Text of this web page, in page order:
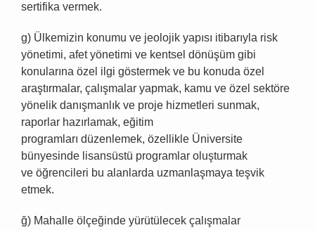
sertifika vermek.
g) Ülkemizin konumu ve jeolojik yapısı itibarıyla risk
yönetimi, afet yönetimi ve kentsel dönüşüm gibi
konularına özel ilgi göstermek ve bu konuda özel
araştırmalar, çalışmalar yapmak, kamu ve özel sektöre
yönelik danışmanlık ve proje hizmetleri sunmak,
raporlar hazırlamak, eğitim
programları düzenlemek, özellikle Üniversite
bünyesinde lisansüstü programlar oluşturmak
ve öğrencileri bu alanlarda uzmanlaşmaya teşvik
etmek.
ğ) Mahalle ölçeğinde yürütülecek çalışmalar